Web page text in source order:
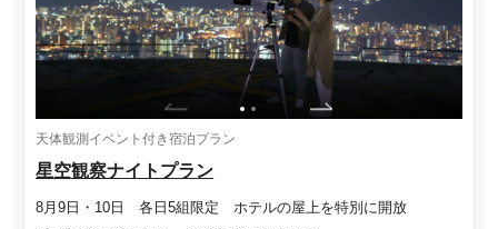
天体観測イベント付き宿泊プラン
星空観察ナイトプラン
8月9日・10日 各日5組限定 ホテルの屋上を特別に開放